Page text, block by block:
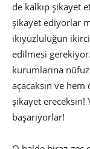
de kalkıp şikayet
şikayet ediyorlar
ikiyüzlülüğün
edilmesi
kurumlarına
açacaksın ve
şikayet ereceksin!
başarıyorlar!